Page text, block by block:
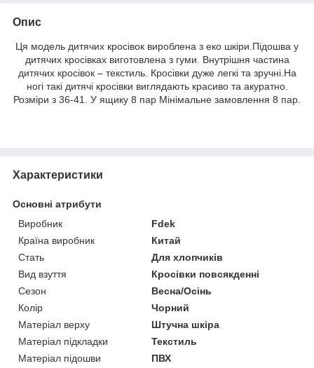
Опис
Ця модель дитячих кросівок вироблена з еко шкіри.Підошва у
дитячих кросівках виготовлена ​​з гуми. Внутрішня частина
дитячих кросівок – текстиль. Кросівки дуже легкі та зручні.На
ногі такі дитячі кросівки виглядають красиво та акуратно.
Розміри з 36-41. У ящику 8 пар Мінімальне замовлення 8 пар.
Характеристики
Основні атрибути
Виробник
Fdek
Країна виробник
Китай
Стать
Для хлопчиків
Вид взуття
Кросівки повсякденні
Сезон
Весна/Осінь
Колір
Чорний
Матеріал верху
Штучна шкіра
Матеріал підкладки
Текстиль
Матеріал підошви
ПВХ